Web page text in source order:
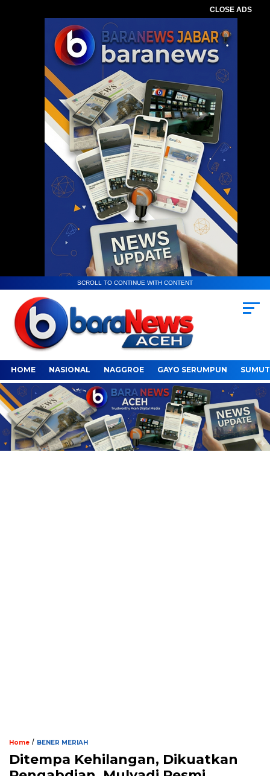
CLOSE ADS
SCROLL TO CONTINUE WITH CONTENT
HOME NASIONAL NAGGROE GAYO SERUMPUN SUMUT
Home / BENER MERIAH
Ditempa Kehilangan, Dikuatkan